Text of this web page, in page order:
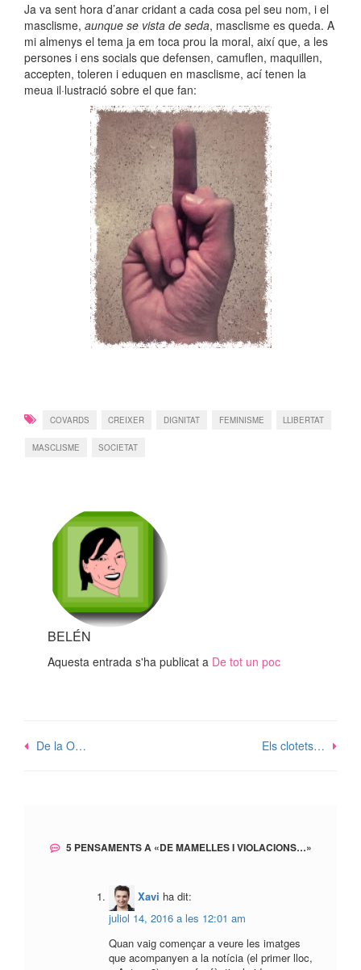
Ja va sent hora d’anar cridant a cada cosa pel seu nom, i el
masclisme, aunque se vista de seda, masclisme es queda. A
mi almenys el tema ja em toca prou la moral, així que, a les
persones i ens socials que defensen, camuflen, maquillen,
accepten, toleren i eduquen en masclisme, ací tenen la
meua il·lustració sobre el que fan:
COVARDS CREIXER DIGNITAT FEMINISME LLIBERTAT
MASCLISME SOCIETAT
BELÉN
Aquesta entrada s'ha publicat a De tot un poc
Navegació
De la O… Els clotets…
5 PENSAMENTS A «DE MAMELLES I VIOLACIONS…»
Xavi ha dit:
juliol 14, 2016 a les 12:01 am
Quan vaig començar a veure les imatges
que acompanyen a la notícia (el primer lloc,